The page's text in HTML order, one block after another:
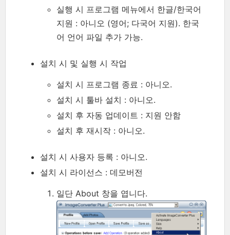
실행 시 프로그램 메뉴에서 한글/한국어
지원 : 아니오 (영어; 다국어 지원). 한국
어 언어 파일 추가 가능.
설치 시 및 실행 시 작업
설치 시 프로그램 종료 : 아니오.
설치 시 툴바 설치 : 아니오.
설치 후 자동 업데이트 : 지원 안함
설치 후 재시작 : 아니오.
설치 시 사용자 등록 : 아니오.
설치 시 라이선스 : 데모버전
일단 About 창을 엽니다.